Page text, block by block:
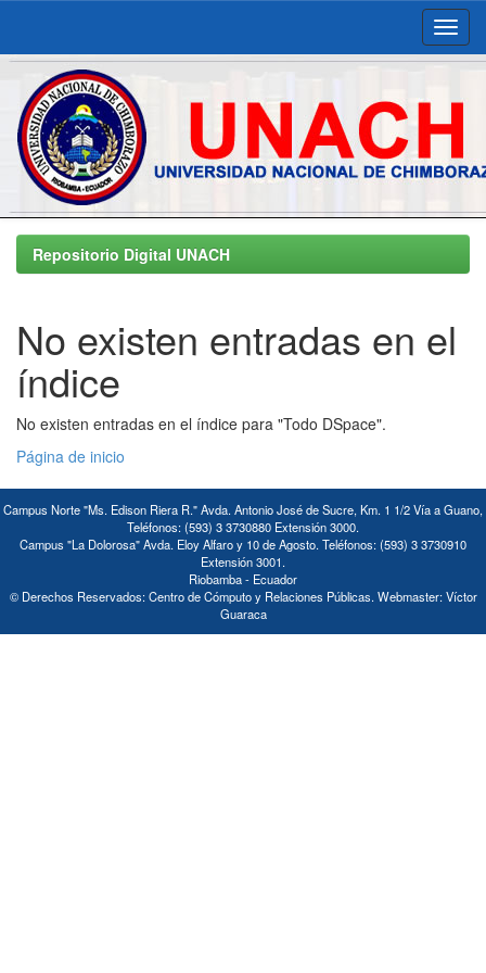
Skip
navigationRepositorio Digital UNACH
No existen entradas en el
índice
No existen entradas en el índice para "Todo DSpace".
Página de inicio
Campus Norte "Ms. Edison Riera R." Avda. Antonio José de Sucre, Km. 1 1/2 Vía a Guano,
Teléfonos: (593) 3 3730880 Extensión 3000.
Campus "La Dolorosa" Avda. Eloy Alfaro y 10 de Agosto. Teléfonos: (593) 3 3730910
Extensión 3001.
Riobamba - Ecuador
© Derechos Reservados: Centro de Cómputo y Relaciones Públicas. Webmaster: Víctor
Guaraca